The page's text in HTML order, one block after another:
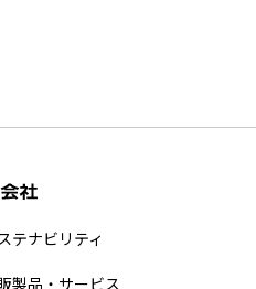
テナビリティ
製品・サービス